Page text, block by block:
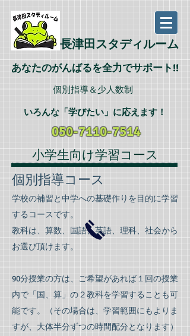
長津田スタディルーム
あなたのがんばるを全力でサポート!!
個別指導＆少人数制
いろんな「学びたい 」に応えます ！
050-7110-7514
​小学生向け学習コース
個別指導コース
学校の補習と中学への基礎作りを目的に学習
するコースです。
教科は、算数、国語、英語、理科、 社会から
お選び頂けます。
90分授業の方は、ご希望があれば１回の授業
内で「国、算」の２教科を学習することも可
能です。（その場合は、学習範囲にもよりま
すが、大体半分ずつの時間配分となります）